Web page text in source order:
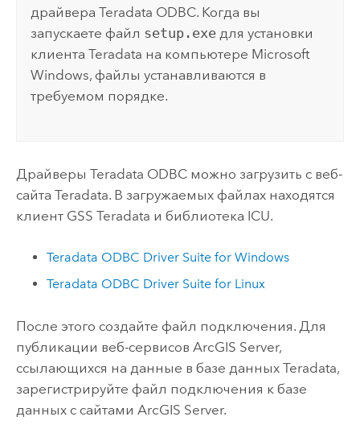
драйвераTeradata ODBC. Когда вы
запускаете файл setup.exe для установки
клиентаTeradata на компьютере Microsoft
Windows, файлы устанавливаются в
требуемом порядке.
Драйверы Teradata ODBC можно загрузить с веб-
сайта Teradata. В загружаемых файлах находятся
клиент GSS Teradata и библиотека ICU.
Teradata ODBC Driver Suite forWindows
Teradata ODBC Driver Suite for Linux
После этого создайте файл подключения. Для
публикации веб-сервисов ArcGIS Server,
ссылающихся на данные в базе данных Teradata,
зарегистрируйте файл подключения к базе
данных с сайтами ArcGIS Server.